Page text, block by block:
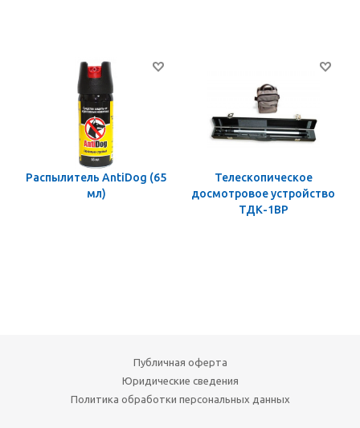
Распылитель AntiDog (65
мл)
Телескопическое
досмотровое устройство
ТДК-1ВР
Публичная оферта
Юридические сведения
Политика обработки персональных данных